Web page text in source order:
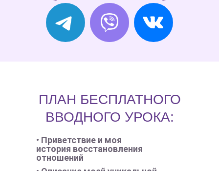
ПЛАН БЕСПЛАТНОГО
ВВОДНОГО УРОКА:
• Приветствие и моя
история восстановления
отношений